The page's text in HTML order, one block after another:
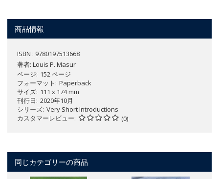
商品情報
ISBN : 9780197513668
著者: Louis P. Masur
ページ 152 ページ
フォーマット
Paperback
サイズ 111 x 174 mm
刊行日 2020年10月
シリーズ Very Short Introductions
カスタマーレビュー
(0)
同じカテゴリーの商品